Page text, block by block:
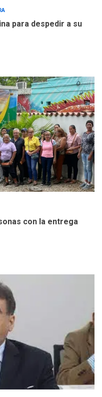
para despedir a su
con la entrega